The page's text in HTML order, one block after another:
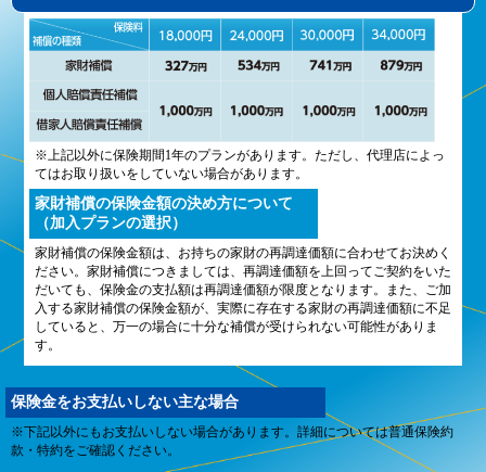
※上記以外に保険期間1年のプランがあります。ただし、代理店によっ
てはお取り扱いをしていない場合があります。
家財補償の保険金額の決め方について
（加入プランの選択）
家財補償の保険金額は、お持ちの家財の再調達価額に合わせてお決めく
ださい。家財補償につきましては、再調達価額を上回ってご契約をいた
だいても、保険金の支払額は再調達価額が限度となります。また、ご加
入する家財補償の保険金額が、実際に存在する家財の再調達価額に不足
していると、万一の場合に十分な補償が受けられない可能性がありま
す。
保険金をお支払いしない主な場合
※下記以外にもお支払いしない場合があります。詳細については普通保険約
款・特約をご確認ください。